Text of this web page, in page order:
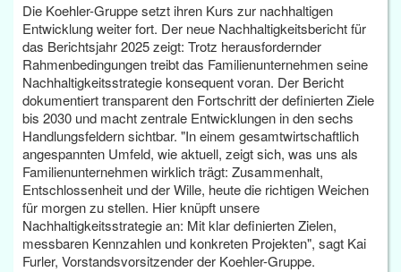
Die Koehler-Gruppe setzt ihren Kurs zur nachhaltigen
Entwicklung weiter fort. Der neue Nachhaltigkeitsbericht für
das Berichtsjahr 2025 zeigt: Trotz herausfordernder
Rahmenbedingungen treibt das Familienunternehmen seine
Nachhaltigkeitsstrategie konsequent voran. Der Bericht
dokumentiert transparent den Fortschritt der definierten Ziele
bis 2030 und macht zentrale Entwicklungen in den sechs
Handlungsfeldern sichtbar. "In einem gesamtwirtschaftlich
angespannten Umfeld, wie aktuell, zeigt sich, was uns als
Familienunternehmen wirklich trägt: Zusammenhalt,
Entschlossenheit und der Wille, heute die richtigen Weichen
für morgen zu stellen. Hier knüpft unsere
Nachhaltigkeitsstrategie an: Mit klar definierten Zielen,
messbaren Kennzahlen und konkreten Projekten", sagt Kai
Furler, Vorstandsvorsitzender der Koehler-Gruppe.